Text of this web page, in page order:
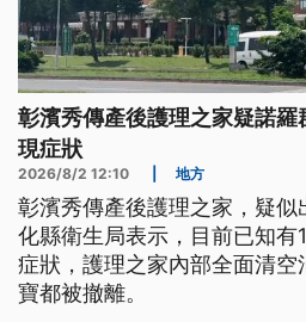
彰濱秀傳產後護理之家疑諾羅
現症狀
2026/8/2 12:10 地方
彰濱秀傳產後護理之家，疑
化縣衛生局表示，目前已知有
症狀，護理之家內部全面清
寶都被撤離。